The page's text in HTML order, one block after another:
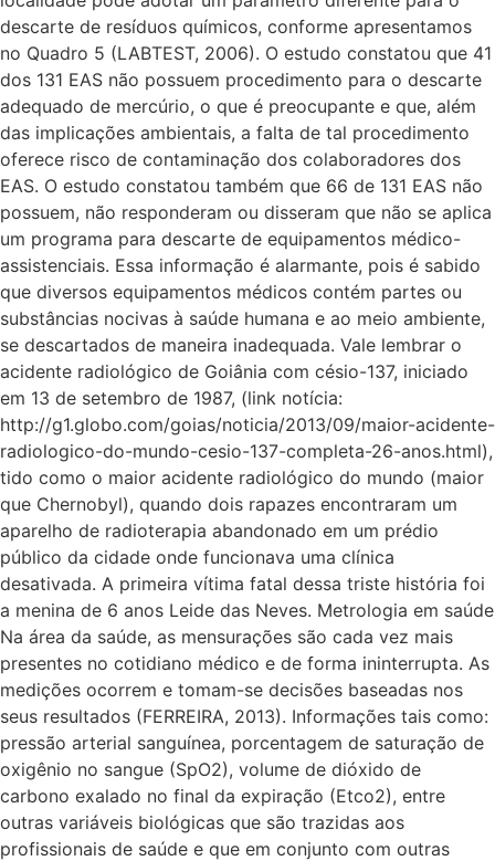
descarte de resíduos químicos, conforme apresentamos
no Quadro 5 (LABTEST, 2006). O estudo constatou que 41
dos 131 EAS não possuem procedimento para o descarte
adequado de mercúrio, o que é preocupante e que, além
das implicações ambientais, a falta de tal procedimento
oferece risco de contaminação dos colaboradores dos
EAS. O estudo constatou também que 66 de 131 EAS não
possuem, não responderam ou disseram que não se aplica
um programa para descarte de equipamentos médico-
assistenciais. Essa informação é alarmante, pois é sabido
que diversos equipamentos médicos contém partes ou
substâncias nocivas à saúde humana e ao meio ambiente,
se descartados de maneira inadequada. Vale lembrar o
acidente radiológico de Goiânia com césio-137, iniciado
em 13 de setembro de 1987, (link notícia:
http://g1.globo.com/goias/noticia/2013/09/maior-acidente-
radiologico-do-mundo-cesio-137-completa-26-anos.html),
tido como o maior acidente radiológico do mundo (maior
que Chernobyl), quando dois rapazes encontraram um
aparelho de radioterapia abandonado em um prédio
público da cidade onde funcionava uma clínica
desativada. A primeira vítima fatal dessa triste história foi
a menina de 6 anos Leide das Neves. Metrologia em saúde
Na área da saúde, as mensurações são cada vez mais
presentes no cotidiano médico e de forma ininterrupta. As
medições ocorrem e tomam-se decisões baseadas nos
seus resultados (FERREIRA, 2013). Informações tais como:
pressão arterial sanguínea, porcentagem de saturação de
oxigênio no sangue (SpO2), volume de dióxido de
carbono exalado no final da expiração (Etco2), entre
outras variáveis biológicas que são trazidas aos
profissionais de saúde e que em conjunto com outras